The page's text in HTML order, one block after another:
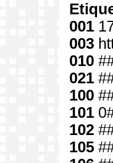
001
003
010
021
100
101
102
105